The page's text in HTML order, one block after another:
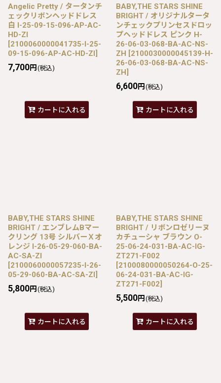
Angelic Pretty / タータンチ
ェックリボンヘッドドレス
白 I-25-09-15-096-AP-AC-
HD-ZI
[2100060000041735-I-25-
09-15-096-AP-AC-HD-ZI]
7,700円 (税込)
カートに入れる
BABY,THE STARS SHINE
BRIGHT / オリジナルタータ
ンチェックプリンセスドロッ
プヘッドドレス ピンク H-
26-06-03-068-BA-AC-NS-
ZH [2100030000045139-H-
26-06-03-068-BA-AC-NS-
ZH]
6,600円 (税込)
カートに入れる
BABY,THE STARS SHINE
BRIGHT / エンブレムBマー
クリング 13号 シルバーＸオ
レンジ I-26-05-29-060-BA-
AC-SA-ZI
[2100060000057235-I-26-
05-29-060-BA-AC-SA-ZI]
5,800円 (税込)
カートに入れる
BABY,THE STARS SHINE
BRIGHT / リボンロゼリーヌ
カチューシャ ブラウン O-
25-06-24-031-BA-AC-IG-
ZT271-F002
[2100080000050264-O-25-
06-24-031-BA-AC-IG-
ZT271-F002]
5,500円 (税込)
カートに入れる